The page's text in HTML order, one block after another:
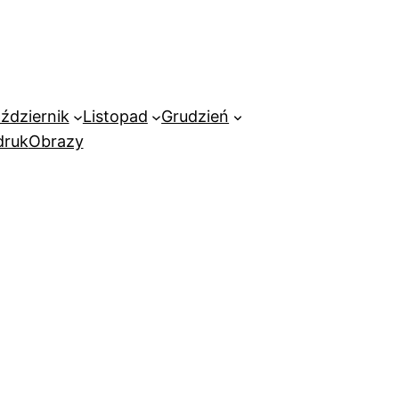
Listopad
Grudzień
Obrazy